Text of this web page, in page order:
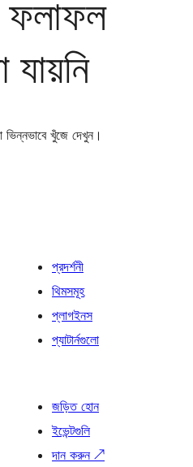
ফলাফল
যায়নি
খুঁজে দেখুন।
প্রদর্শনী
থিমসমূহ
প্লাগইনস
প্যাটার্নগুলো
জড়িত হোন
ইভেন্টগুলি
দান করুন ↗